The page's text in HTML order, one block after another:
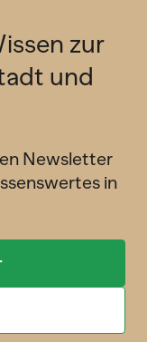
zur
und
Newsletter
in